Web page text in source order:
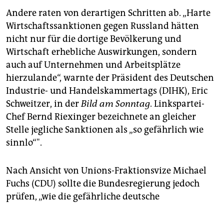
Andere raten von derartigen Schritten ab. „Harte
Wirtschaftssanktionen gegen Russland hätten
nicht nur für die dortige Bevölkerung und
Wirtschaft erhebliche Auswirkungen, sondern
auch auf Unternehmen und Arbeitsplätze
hierzulande“, warnte der Präsident des Deutschen
Industrie- und Handelskammertags (DIHK), Eric
Schweitzer, in derBild am Sonntag. Linkspartei-
Chef Bernd Riexinger bezeichnete an gleicher
Stelle jegliche Sanktionen als „so gefährlich wie
sinnlo“".
Nach Ansicht von Unions-Fraktionsvize Michael
Fuchs (CDU) sollte die Bundesregierung jedoch
prüfen, „wie die gefährliche deutsche